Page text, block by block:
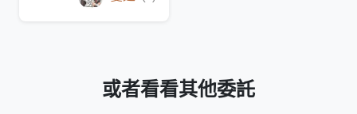
或者看看其他委託